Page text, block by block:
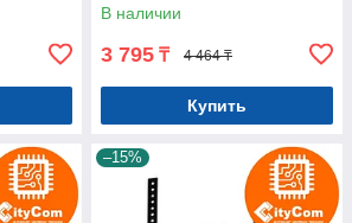
В наличии
3 795 ₸ 4 464 ₸
Купить
–15%